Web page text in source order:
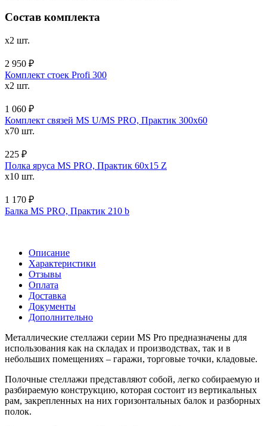
Состав комплекта
x2 шт.
2 950 ₽
Комплект стоек Profi 300
x2 шт.
1 060 ₽
Комплект связей MS U/MS PRO, Практик 300x60
x70 шт.
225 ₽
Полка яруса MS PRO, Практик 60х15 Z
x10 шт.
1 170 ₽
Балка MS PRO, Практик 210 b
Описание
Характеристики
Отзывы
Оплата
Доставка
Документы
Дополнительно
Металлические стеллажи серии MS Pro предназначены для
использования как на складах и производствах, так и в
небольших помещениях – гаражи, торговые точки, кладовые.
Полочные стеллажи представляют собой, легко собираемую и
разбираемую конструкцию, которая состоит из вертикальных
рам, закрепленных на них горизонтальных балок и разборных
полок.